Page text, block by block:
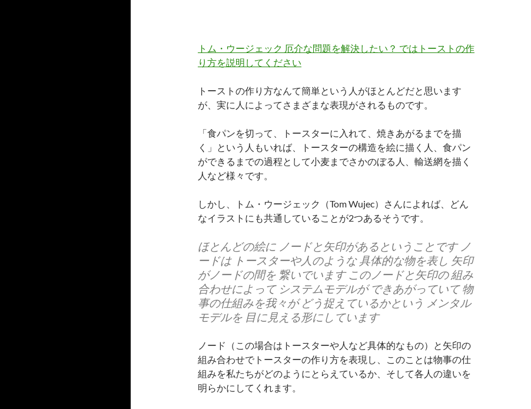
トム・ウージェック 厄介な問題を解決したい？ ではトーストの作
り方を説明してください
トーストの作り方なんて簡単という人がほとんどだと思います
が、実に人によってさまざまな表現がされるものです。
「食パンを切って、トースターに入れて、焼きあがるまでを描
く」という人もいれば、トースターの構造を絵に描く人、食パン
ができるまでの過程として小麦までさかのぼる人、輸送網を描く
人など様々です。
しかし、トム・ウージェック（Tom Wujec）さんによれば、どん
なイラストにも共通していることが2つあるそうです。
ほとんどの絵に ノードと矢印があるということです ノ
ードは トースターや人のような 具体的な物を表し 矢印
がノードの間を 繋いでいます このノードと矢印の 組み
合わせによって システムモデルが できあがっていて 物
事の仕組みを我々が どう捉えているかという メンタル
モデルを 目に見える形にしています
ノード（この場合はトースターや人など具体的なもの）と矢印の
組み合わせでトースターの作り方を表現し、このことは物事の仕
組みを私たちがどのようにとらえているか、そして各人の違いを
明らかにしてくれます。